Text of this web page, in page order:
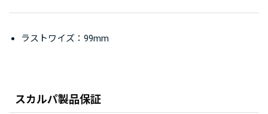
スカルパ製品保証
ラストワイズ：99mm